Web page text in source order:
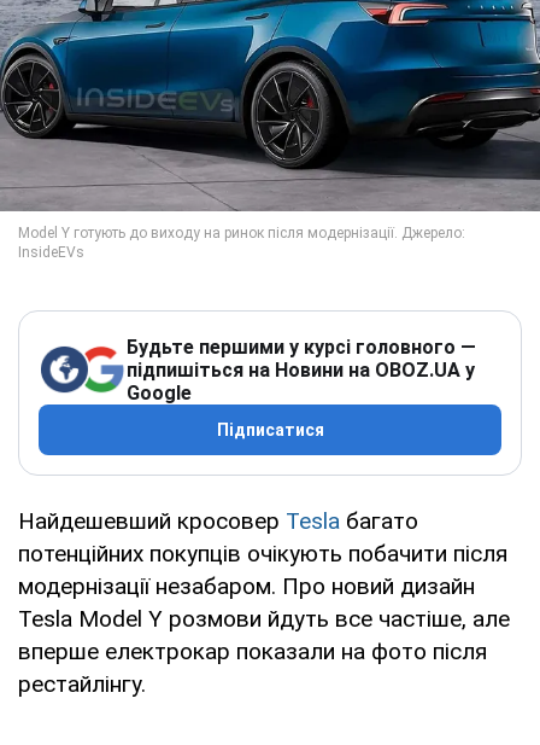
Будьте першими у курсі головного —
підпишіться на Новини на OBOZ.UA у
Google
Підписатися
Найдешевший кросовер Tesla багато
потенційних покупців очікують побачити після
модернізації незабаром. Про новий дизайн
Tesla Model Y розмови йдуть все частіше, але
вперше електрокар показали на фото після
рестайлінгу.